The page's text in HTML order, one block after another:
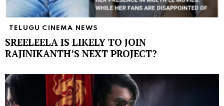
TELUGU CINEMA NEWS
SREELEELA IS LIKELY TO JOIN
RAJINIKANTH’S NEXT PROJECT?